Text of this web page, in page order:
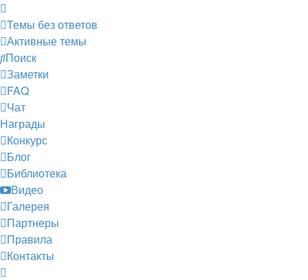
Темы без ответов
Активные темы
Поиск
Заметки
FAQ
Чат
Награды
Конкурс
Блог
Библиотека
Видео
Галерея
Партнеры
Правила
Контакты